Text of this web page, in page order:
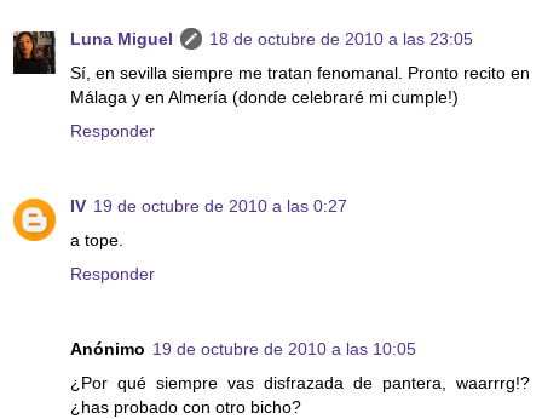
Luna Miguel
18 de octubre de 2010 a las 23:05
Sí, en sevilla siempre me tratan fenomanal. Pronto recito en
Málaga y en Almería (donde celebraré mi cumple!)
Responder
IV 19 de octubre de 2010 a las 0:27
a tope.
Responder
Anónimo 19 de octubre de 2010 a las 10:05
¿Por qué siempre vas disfrazada de pantera, waarrrg!?
¿has probado con otro bicho?